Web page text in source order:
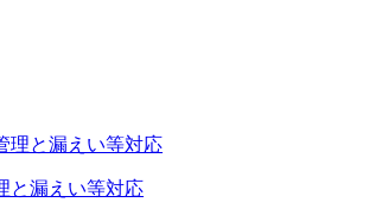
と漏えい等対応